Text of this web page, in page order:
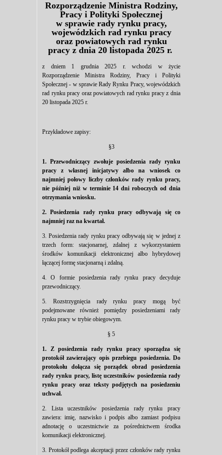
Rozporządzenie Ministra Rodziny,
Pracy i Polityki Społecznej
w sprawie rady rynku pracy,
wojewódzkich rad rynku pracy
oraz powiatowych rad rynku
pracy z dnia 20 listopada 2025 r.
z dniem 1 grudnia 2025 r. wchodzi w życie
Rozporządzenie Ministra Rodziny, Pracy i Polityki
Społecznej - w sprawie Rady Rynku Pracy, wojewódzkich
rad rynku pracy oraz powiatowych rad rynku pracy z dnia
20 listopada 2025 r.
Przykładowe zapisy:
§3
1. Przewodniczący zwołuje posiedzenia rady rynku
pracy z własnej inicjatywy albo na wniosek co
najmniej połowy liczby członków rady rynku pracy,
nie później niż w terminie 14 dni roboczych od dnia
otrzymania wniosku.
2. Posiedzenia rady rynku pracy odbywają się co
najmniej raz na kwartał.
3. Posiedzenia rady rynku pracy odbywają się w jednej z
trzech form: stacjonarnej, zdalnej z wykorzystaniem
środków komunikacji elektronicznej albo hybrydowej
łączącej formę stacjonarną i zdalną.
4. O formie posiedzenia rady rynku pracy decyduje
przewodniczący.
5. Rozstrzygnięcia rady rynku pracy mogą być
podejmowane również pomiędzy posiedzeniami rady
rynku pracy w trybie obiegowym.
§ 5
1. Z posiedzenia rady rynku pracy sporządza się
protokół zawierający opis przebiegu posiedzenia. Do
protokołu dołącza się porządek obrad posiedzenia
rady rynku pracy, listę uczestników posiedzenia rady
rynku pracy oraz teksty podjętych na posiedzeniu
uchwał.
2. Lista uczestników posiedzenia rady rynku pracy
zawiera: imię, nazwisko i podpis albo zamiast podpisu
adnotację o uczestnictwie za pośrednictwem środka
komunikacji elektronicznej.
3. Protokół podlega akceptacji przez członków rady rynku